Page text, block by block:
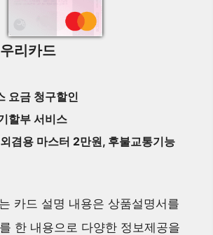
리카드
요금 청구할인
할부 서비스
겸용 마스터 2만원, 후불교통기능
카드 설명 내용은 상품설명서를
한 내용으로 다양한 정보제공을